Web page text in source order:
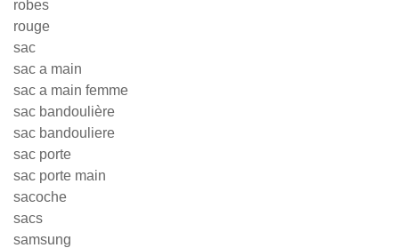
robes
rouge
sac
sac a main
sac a main femme
sac bandoulière
sac bandouliere
sac porte
sac porte main
sacoche
sacs
samsung